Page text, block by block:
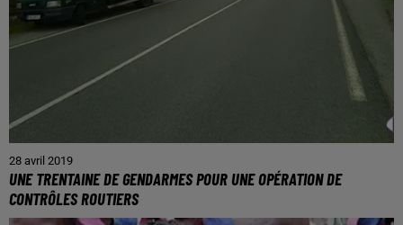
28 avril 2019
UNE TRENTAINE DE GENDARMES POUR UNE OPÉRATION DE
CONTRÔLES ROUTIERS